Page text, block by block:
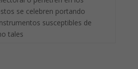
se celebren portando
susceptibles de
tales